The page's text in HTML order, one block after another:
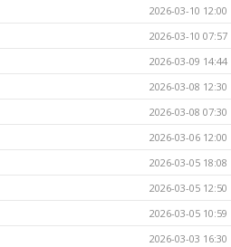
2026-03-10 12:00
2026-03-10 07:57
2026-03-09 14:44
2026-03-08 12:30
2026-03-08 07:30
2026-03-06 12:00
2026-03-05 18:08
2026-03-05 12:50
2026-03-05 10:59
2026-03-03 16:30